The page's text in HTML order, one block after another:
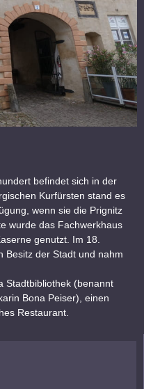
befindet sich in der
Kurfürsten stand es
wenn sie die Prignitz
wurde das Fachwerkhaus
genutzt. Im 18.
Besitz der Stadt und nahm
Stadtbibliothek (benannt
Bona Peiser), einen
Restaurant.